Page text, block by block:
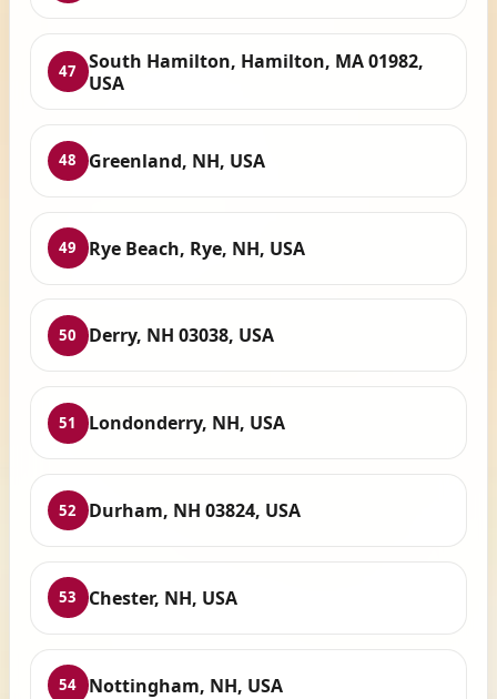
47
South Hamilton, Hamilton, MA 01982,
USA
48 Greenland, NH, USA
49 Rye Beach, Rye, NH, USA
50 Derry, NH 03038, USA
51 Londonderry, NH, USA
52 Durham, NH 03824, USA
53 Chester, NH, USA
54 Nottingham, NH, USA